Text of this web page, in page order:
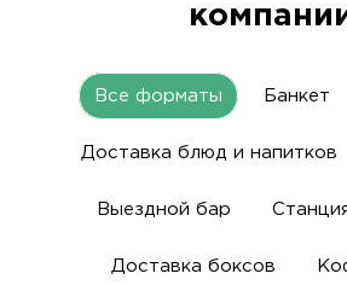
Все форматы Банкет
Доставка блюд и напитков
Выездной бар
Доставка боксов